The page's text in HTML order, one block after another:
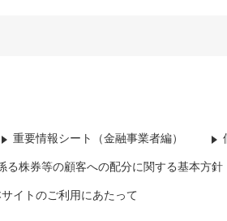
重要情報シート（金融事業者編）
る株券等の顧客への配分に関する基本方針
イトのご利用にあたって